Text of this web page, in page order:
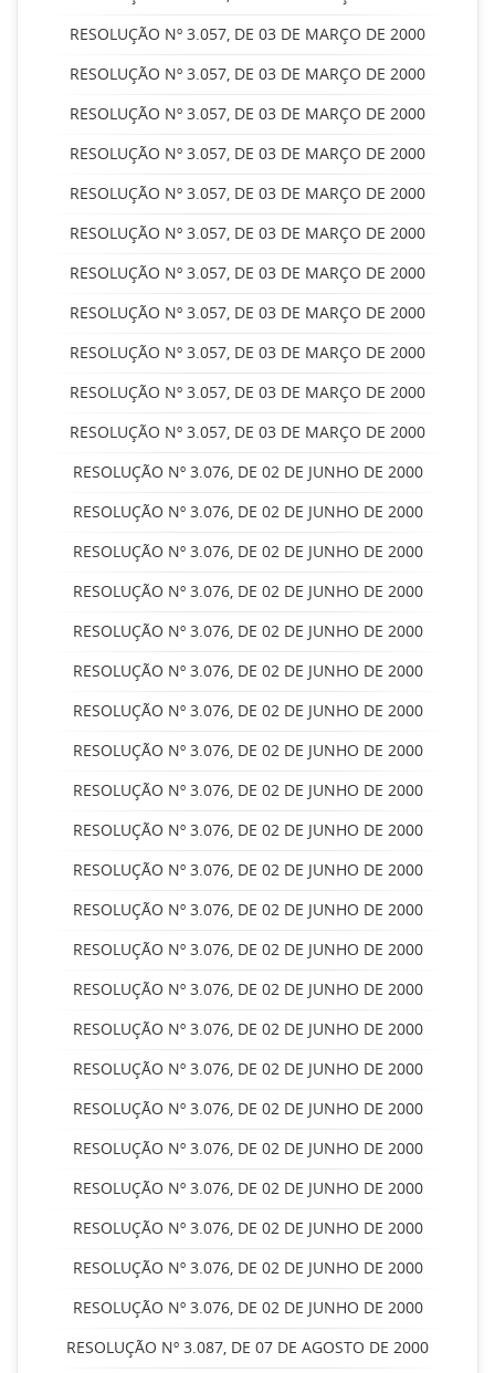
RESOLUÇÃO Nº 3.057, DE 03 DE MARÇO DE 2000
RESOLUÇÃO Nº 3.057, DE 03 DE MARÇO DE 2000
RESOLUÇÃO Nº 3.057, DE 03 DE MARÇO DE 2000
RESOLUÇÃO Nº 3.057, DE 03 DE MARÇO DE 2000
RESOLUÇÃO Nº 3.057, DE 03 DE MARÇO DE 2000
RESOLUÇÃO Nº 3.057, DE 03 DE MARÇO DE 2000
RESOLUÇÃO Nº 3.057, DE 03 DE MARÇO DE 2000
RESOLUÇÃO Nº 3.057, DE 03 DE MARÇO DE 2000
RESOLUÇÃO Nº 3.057, DE 03 DE MARÇO DE 2000
RESOLUÇÃO Nº 3.057, DE 03 DE MARÇO DE 2000
RESOLUÇÃO Nº 3.057, DE 03 DE MARÇO DE 2000
RESOLUÇÃO Nº 3.076, DE 02 DE JUNHO DE 2000
RESOLUÇÃO Nº 3.076, DE 02 DE JUNHO DE 2000
RESOLUÇÃO Nº 3.076, DE 02 DE JUNHO DE 2000
RESOLUÇÃO Nº 3.076, DE 02 DE JUNHO DE 2000
RESOLUÇÃO Nº 3.076, DE 02 DE JUNHO DE 2000
RESOLUÇÃO Nº 3.076, DE 02 DE JUNHO DE 2000
RESOLUÇÃO Nº 3.076, DE 02 DE JUNHO DE 2000
RESOLUÇÃO Nº 3.076, DE 02 DE JUNHO DE 2000
RESOLUÇÃO Nº 3.076, DE 02 DE JUNHO DE 2000
RESOLUÇÃO Nº 3.076, DE 02 DE JUNHO DE 2000
RESOLUÇÃO Nº 3.076, DE 02 DE JUNHO DE 2000
RESOLUÇÃO Nº 3.076, DE 02 DE JUNHO DE 2000
RESOLUÇÃO Nº 3.076, DE 02 DE JUNHO DE 2000
RESOLUÇÃO Nº 3.076, DE 02 DE JUNHO DE 2000
RESOLUÇÃO Nº 3.076, DE 02 DE JUNHO DE 2000
RESOLUÇÃO Nº 3.076, DE 02 DE JUNHO DE 2000
RESOLUÇÃO Nº 3.076, DE 02 DE JUNHO DE 2000
RESOLUÇÃO Nº 3.076, DE 02 DE JUNHO DE 2000
RESOLUÇÃO Nº 3.076, DE 02 DE JUNHO DE 2000
RESOLUÇÃO Nº 3.076, DE 02 DE JUNHO DE 2000
RESOLUÇÃO Nº 3.076, DE 02 DE JUNHO DE 2000
RESOLUÇÃO Nº 3.076, DE 02 DE JUNHO DE 2000
RESOLUÇÃO Nº 3.087, DE 07 DE AGOSTO DE 2000